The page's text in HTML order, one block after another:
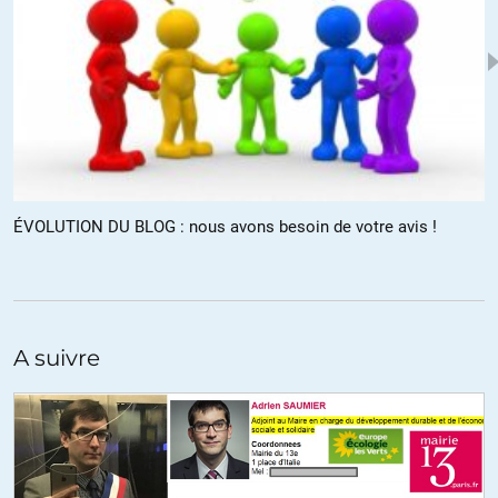
ALERTER
Thanos //18.02.2017 à 23h00
Désolé,ce n’est pas la 1ere fois que ca m’arrive, je commence un
comm, je fais autre chose, l’edit sans le voir, et croyant qu’il a
disparu (distraction) je reposte… navré
comm tels que ceux ci dessus, les « c’est trop bien », « trop raison »,
svt une argumentation et des liens ? Plus sérieusement, la question
de la partialité. Pour Charlie Hebdo par ex il était indispensable de
souligner l’instrumentalisation politique de l’attentat mais pourquoi
y avoir mêler une critique du contenu de Charlie Hebdo, allant
ÉVOLUTION DU BLOG : nous avons besoin de votre avis !
A suivre